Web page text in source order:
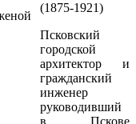
(1875-1921)
Псковский
городской
архитектор и
гражданский
инженер
руководивший